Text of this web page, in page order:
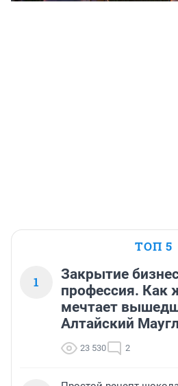
ТОП 5
1
Закрытие
профессия. Как
мечтает
Алтайский
23 530 2